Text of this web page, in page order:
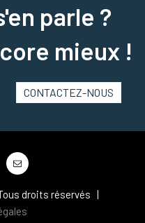
parle ?
mieux !
CONTACTEZ-NOUS
Mail
droits réservés |